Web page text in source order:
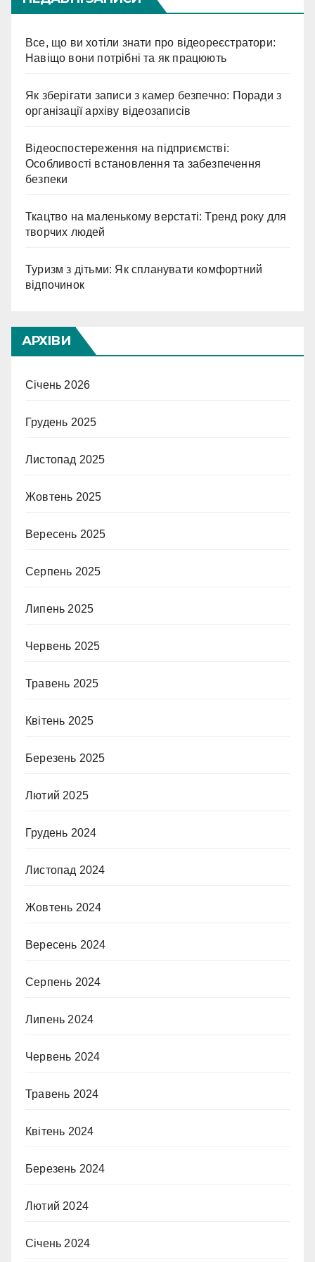
Все, що ви хотіли знати про відеореєстратори:
Навіщо вони потрібні та як працюють
Як зберігати записи з камер безпечно: Поради з
організації архіву відеозаписів
Відеоспостереження на підприємстві:
Особливості встановлення та забезпечення
безпеки
Ткацтво на маленькому верстаті: Тренд року для
творчих людей
Туризм з дітьми: Як спланувати комфортний
відпочинок
АРХІВИ
Січень 2026
Грудень 2025
Листопад 2025
Жовтень 2025
Вересень 2025
Серпень 2025
Липень 2025
Червень 2025
Травень 2025
Квітень 2025
Березень 2025
Лютий 2025
Грудень 2024
Листопад 2024
Жовтень 2024
Вересень 2024
Серпень 2024
Липень 2024
Червень 2024
Травень 2024
Квітень 2024
Березень 2024
Лютий 2024
Січень 2024